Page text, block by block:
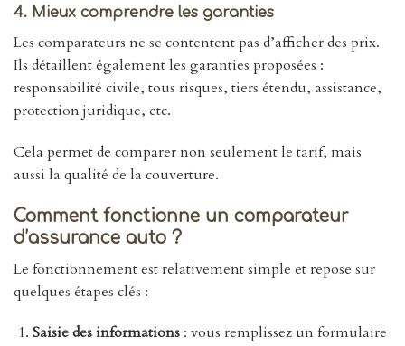
4. Mieux comprendre les garanties
Les comparateurs ne se contentent pas d’afficher des prix.
Ils détaillent également les garanties proposées :
responsabilité civile, tous risques, tiers étendu, assistance,
protection juridique, etc.
Cela permet de comparer non seulement le tarif, mais
aussi la qualité de la couverture.
Comment fonctionne un comparateur
d’assurance auto ?
Le fonctionnement est relativement simple et repose sur
quelques étapes clés :
Saisie des informations: vous remplissez un formulaire